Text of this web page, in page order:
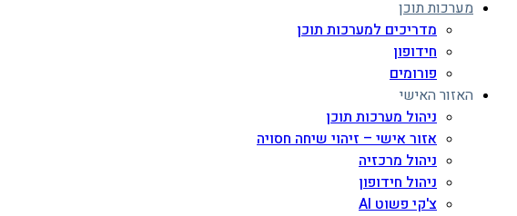
מערכות תוכן
מדריכים למערכות תוכן
חידופון
פורומים
האזור האישי
ניהול מערכות תוכן
אזור אישי – זיהוי שיחה חסויה
ניהול מרכזיה
ניהול חידופון
צ'קי פשוט AI